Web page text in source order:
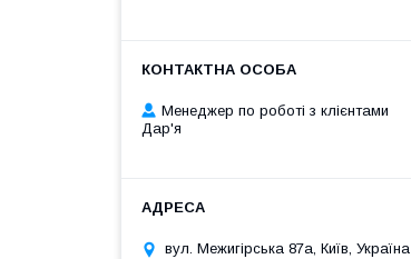
Менеджер по роботі з клієнтами
Дар'я
вул. Межигірська 87а, Київ, Україна